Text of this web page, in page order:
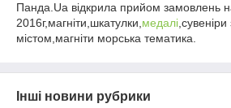
Панда.Ua відкрила прийом замовлень
2016г,магніти,шкатулки, медалі
містом,магніти морська тематика.
Інші новини рубрики